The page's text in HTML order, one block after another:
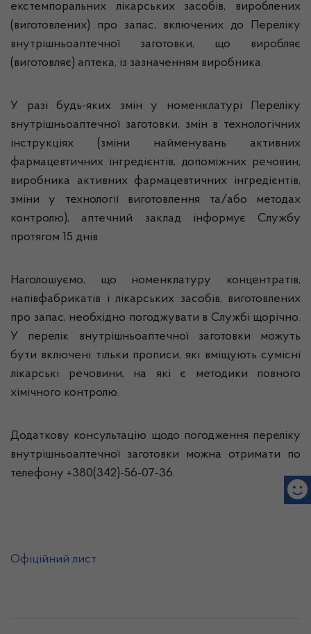
екстемпоральних лікарських засобів, вироблених
(виготовлених) про запас, включених до Переліку
внутрішньоаптечної заготовки, що виробляє
(виготовляє) аптека, із зазначенням виробника.
У разі будь-яких змін у номенклатурі Переліку
внутрішньоаптечної заготовки, змін в технологічних
інструкціях (зміни найменувань активних
фармацевтичних інгредієнтів, допоміжних речовин,
виробника активних фармацевтичних інгредієнтів,
зміни у технології виготовлення та/або методах
контролю), аптечний заклад інформує Службу
протягом 15 днів.
Наголошуємо, що номенклатуру концентратів,
напівфабрикатів і лікарських засобів, виготовлених
про запас, необхідно погоджувати в Службі щорічно.
У перелік внутрішньоаптечної заготовки можуть
бути включені тільки прописи, які вміщують сумісні
лікарські речовини, на які є методики повного
хімічного контролю.
Додаткову консультацію щодо погодження переліку
внутрішньоаптечної заготовки можна отримати по
телефону +380(342)-56-07-36.
Офіційний лист